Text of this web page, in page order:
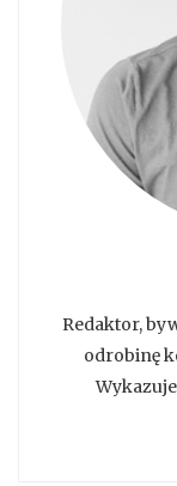
Redaktor,
odrobinę